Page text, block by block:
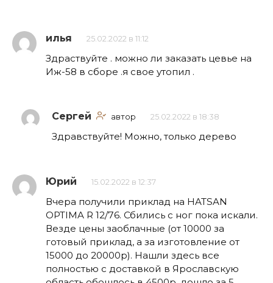
илья 25.02.2022 в 11:12
Здраствуйте . можно ли заказать цевье на
Иж-58 в сборе .я свое утопил .
Сергей автор 25.02.2022 в 18:38
Здравствуйте! Можно, только дерево
Юрий 15.02.2022 в 12:37
Вчера получили приклад на HATSAN
OPTIMA R 12/76. Сбились с ног пока искали.
Везде цены заоблачные (от 10000 за
готовый приклад, а за изготовление от
15000 до 20000р). Нашли здесь все
полностью с доставкой в Ярославскую